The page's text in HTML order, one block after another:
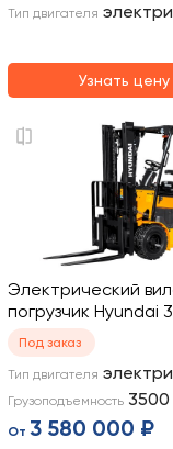
Тип двигателя
Узнать цену
Электрический
погрузчик Hyundai
Под заказ
Тип двигателя
Грузоподъемность 3500
От 3 580 000 ₽